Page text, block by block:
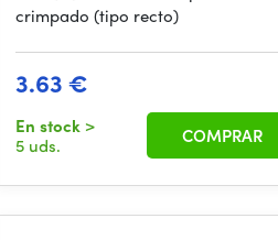
crimpado (tipo recto)
3.63 €
En stock >
5 uds.
COMPRAR